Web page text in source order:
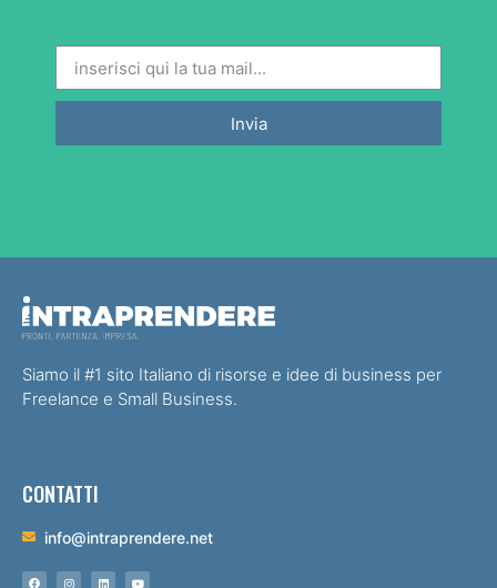
Invia
Siamo il #1 sito Italiano di risorse e idee di business per
Freelance e Small Business.
CONTATTI
info@intraprendere.net